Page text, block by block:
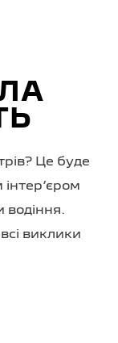
Це буде
водіння.
виклики